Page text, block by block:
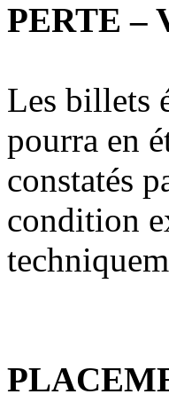
PERTE –
Les billets
pourra en
constatés
condition